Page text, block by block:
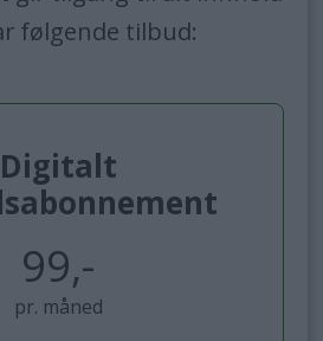
følgende tilbud:
Digitalt
99,-
pr. måned